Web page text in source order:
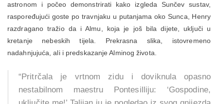
astronom i počeo demonstrirati kako izgleda Sunčev sustav,
raspoređujući goste po travnjaku u putanjama oko Sunca, Henry
razdragano tražio da i Almu, koja je još bila dijete, uključi u
kretanje nebeskih tijela. Prekrasna slika, istovremeno
nadahnjujuća, ali i predskazanje Alminog života.
“Pritrčala je vrtnom zidu i doviknula opasno
nestabilnom maestru Pontesilliju: ‘Gospodine,